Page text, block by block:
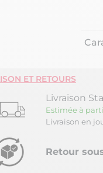
ET RETOURS
Livraison
Estimée à
Livraison en
Retour